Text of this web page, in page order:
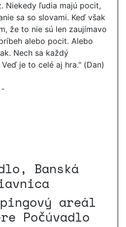
Niekedy ľudia majú pocit,
sa so slovami. Keď však
že to nie sú len zaujímavo
alebo pocit. Alebo
Nech sa každý
je to celé aj hra." (Dan)
Banská
areál
Počúvadlo